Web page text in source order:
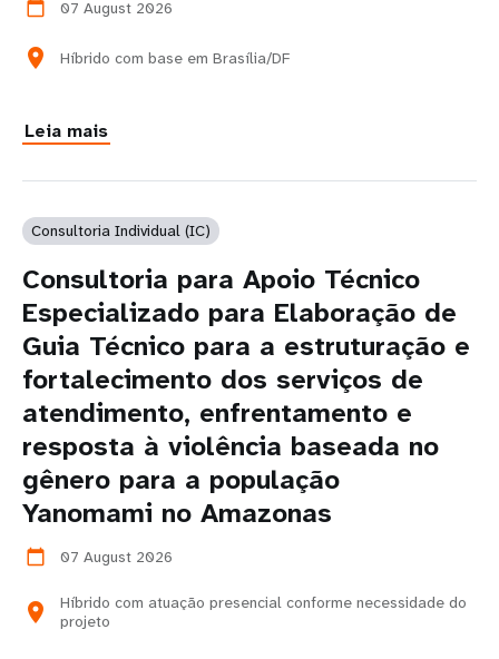
calendar_today 07 August 2026
location_on Híbrido com base em Brasília/DF
Leia mais
Consultoria Individual (IC)
Consultoria para Apoio Técnico
Especializado para Elaboração de
Guia Técnico para a estruturação e
fortalecimento dos serviços de
atendimento, enfrentamento e
resposta à violência baseada no
gênero para a população
Yanomami no Amazonas
calendar_today 07 August 2026
location_on
Híbrido com atuação presencial conforme necessidade do
projeto